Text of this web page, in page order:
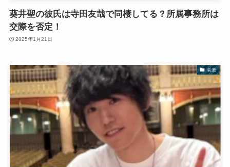
葵井聖の彼氏は寺田友哉で同棲してる？所属事務所は
交際を否定！
2025年1月21日
音楽